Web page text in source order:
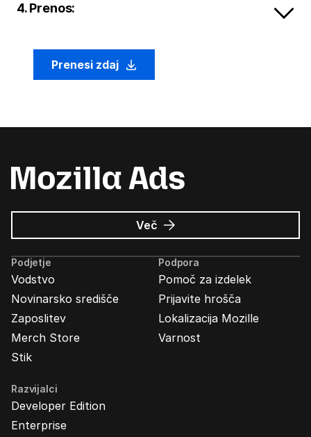
4. Prenos:
Prenesi zdaj
Več o
Oglasi
Mozilla
Podjetje
Vodstvo
Novinarsko središče
Zaposlitev
Merch Store
Stik
Podpora
Pomoč za izdelek
Prijavite hrošča
Lokalizacija Mozille
Varnost
Razvijalci
Developer Edition
Enterprise